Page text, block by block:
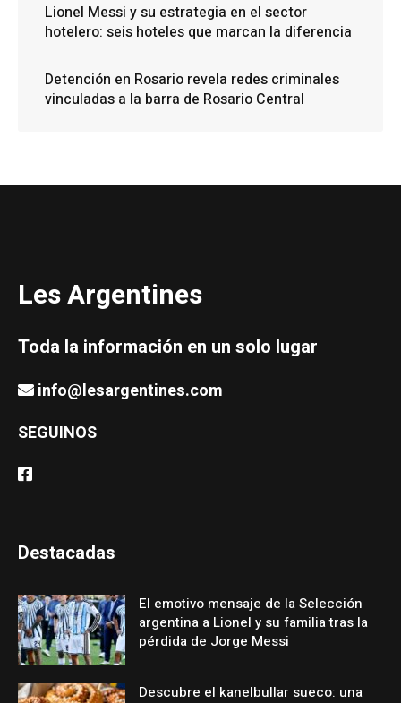
Lionel Messi y su estrategia en el sector
hotelero: seis hoteles que marcan la diferencia
Detención en Rosario revela redes criminales
vinculadas a la barra de Rosario Central
Les Argentines
Toda la información en un solo lugar
info@lesargentines.com
SEGUINOS
Destacadas
El emotivo mensaje de la Selección
argentina a Lionel y su familia tras la
pérdida de Jorge Messi
Descubre el kanelbullar sueco: una